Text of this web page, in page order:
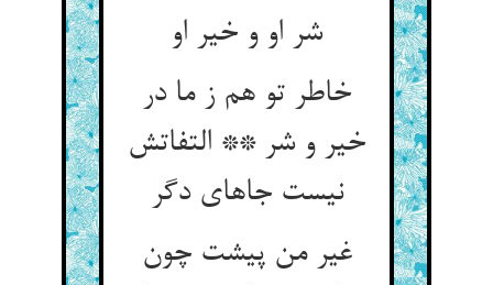
شر او و خیر او
خاطر تو هم ز ما در
خیر و شر ** التفاتش
نیست جاهای دگر
غیر من پیشت چون